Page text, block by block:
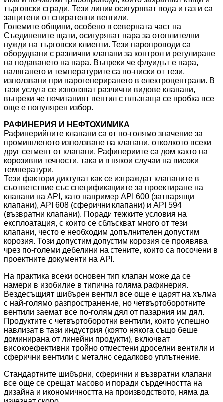
търговски сгради. Тези линии осигуряват вода и газ и са
защитени от спирателни вентили.
Големите общини, особено в северната част на
Съединените щати, осигуряват пара за отоплителни
нужди на търговски клиенти. Тези паропроводи са
оборудвани с различни клапани за контрол и регулиране
на подаването на пара. Въпреки че флуидът е пара,
налягането и температурите са по-ниски от тези,
използвани при парогенерирането в електроцентрали. В
тази услуга се използват различни видове клапани,
въпреки че почитаният вентил с плъзгаща се пробка все
още е популярен избор.
РАФИНЕРИЯ И НЕФТОХИМИКА
Рафинерийните клапани са от по-голямо значение за
промишленото използване на клапани, отколкото всеки
друг сегмент от клапани. Рафинериите са дом както на
корозивни течности, така и в някои случаи на високи
температури.
Тези фактори диктуват как се изграждат клапаните в
съответствие със спецификациите за проектиране на
клапани на API, като например API 600 (затварящи
клапани), API 608 (сферични клапани) и API 594
(възвратни клапани). Поради тежките условия на
експлоатация, с които се сблъскват много от тези
клапани, често е необходим допълнителен допустим
корозия. Този допустим допустим корозия се проявява
чрез по-големи дебелини на стените, които са посочени в
проектните документи на API.
На практика всеки основен тип клапан може да се
намери в изобилие в типична голяма рафинерия.
Вездесъщият шибърен вентил все още е царят на хълма
с най-голямо разпространение, но четвъртоборотните
вентили заемат все по-голям дял от пазарния им дял.
Продуктите с четвъртоборотни вентили, които успешно
навлизат в тази индустрия (която някога също беше
доминирана от линейни продукти), включват
високоефективни тройно отместени дроселни вентили и
сферични вентили с метално седалково уплътнение.
Стандартните шибърни, сферични и възвратни клапани
все още се срещат масово и поради сърдечността на
дизайна и икономичността на производството, няма да